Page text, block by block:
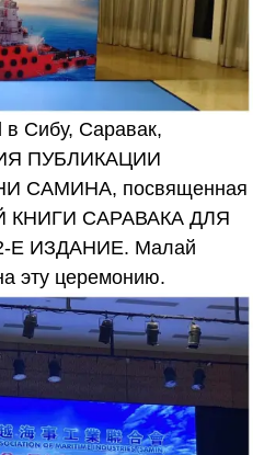
в Сибу, Саравак,
ПУБЛИКАЦИИ
САМИНА, посвященная
САРАВАКА ДЛЯ
ИЗДАНИЕ. Малай
эту церемонию.